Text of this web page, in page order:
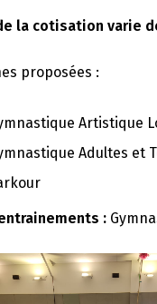
la cotisation varie
proposées :
Artistique
Adultes et
: